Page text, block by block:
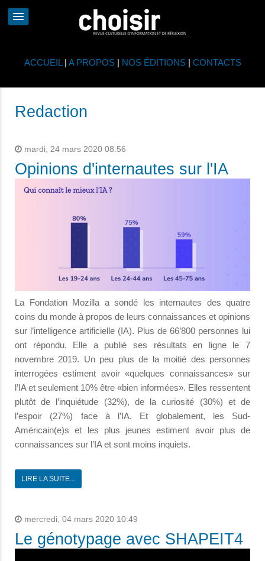
ACCUEIL | A PROPOS| NOS ÉDITIONS| CONTACTS
Redaction
mardi, 24 mars 2020 08:56
Opinions d'internautes sur l'IA
La Fondation Mozilla a sondé les internautes des quatre
coins du monde à propos de leurs connaissances et opinions
sur l’intelligence artificielle (IA). Plus de 66’800 personnes lui
ont répondu. Elle a publié ses résultats en ligne le 7
novembre 2019. Un peu plus de la moitié des personnes
interrogées estiment avoir «quelques connaissances» sur
l’IA et seulement 10% être «bien informées». Elles ressentent
plutôt de l’inquiétude (32%), de la curiosité (30%) et de
l’espoir (27%) face à l’IA. Et globalement, les Sud-
Américain(e)s et les plus jeunes estiment avoir plus de
connaissances sur l’IA et sont moins inquiets.
LIRE LA SUITE...
mercredi, 04 mars 2020 10:49
Le génotypage avec SHAPEIT4